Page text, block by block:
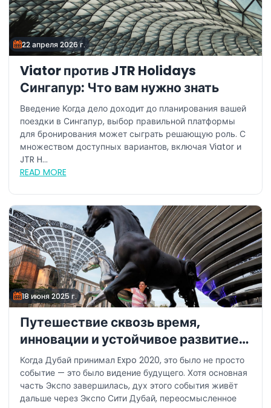
22 апреля 2026 г.
Viator против JTR Holidays
Сингапур: Что вам нужно знать
Введение Когда дело доходит до планирования вашей
поездки в Сингапур, выбор правильной платформы
для бронирования может сыграть решающую роль. С
множеством доступных вариантов, включая Viator и
JTR H...
READ MORE
18 июня 2025 г.
Путешествие сквозь время,
инновации и устойчивое развитие:
почему это лето – лучшее время
для посещения Экспо Сити Дубай
Когда Дубай принимал Expo 2020, это было не просто
событие — это было видение будущего. Хотя основная
часть Экспо завершилась, дух этого события живёт
дальше через Экспо Сити Дубай, переосмысленное